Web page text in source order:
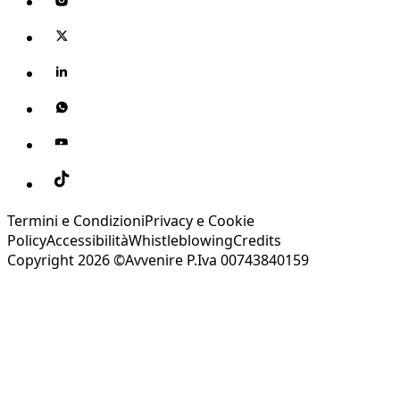
Termini e CondizioniPrivacy e Cookie
PolicyAccessibilitàWhistleblowingCredits
Copyright 2026 ©Avvenire P.Iva 00743840159